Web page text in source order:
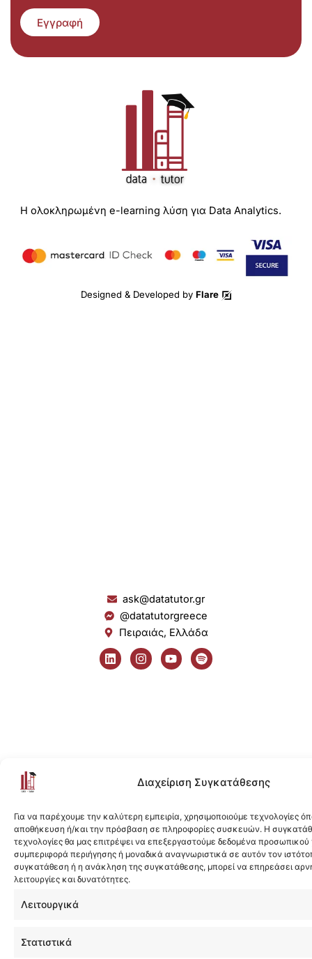
Διαχείριση Συγκατάθεσης
Για να παρέχουμε την καλύτερη εμπειρία, χρησιμοποιούμε τεχνολογίες
αποθήκευση ή/και την πρόσβαση σε πληροφορίες συσκευών. Η
τεχνολογίες θα μας επιτρέψει να επεξεργαστούμε δεδομένα
συμπεριφορά περιήγησης ή μοναδικά αναγνωριστικά σε αυτόν τον
συγκατάθεση ή η ανάκληση της συγκατάθεσης, μπορεί να επηρεάσει
λειτουργίες και δυνατότητες.
Λειτουργικά
Στατιστικά
Εγγραφή
Η ολοκληρωμένη e-learning λύση για Data Analytics.
Designed & Developed by Flare
ask@datatutor.gr
@datatutorgreece
Πειραιάς, Ελλάδα
L
i
n
I
n
s
Y
o
u
S
p
o